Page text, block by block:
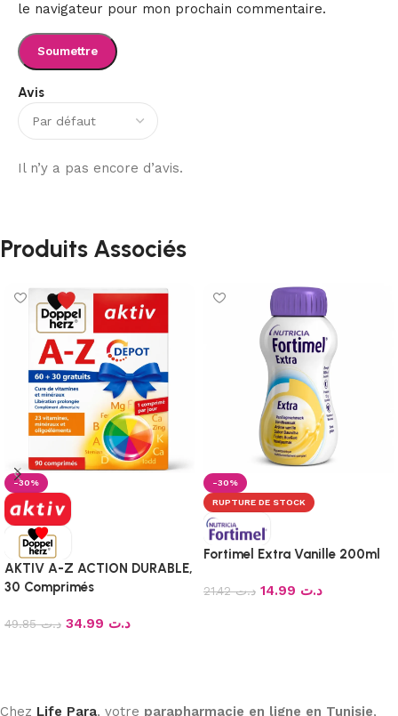
Avis
Il n’y a pas encore d’avis.
le navigateur pour mon prochain commentaire.
Produits Associés
-30%
AKTIV A-Z ACTION DURABLE,
30 Comprimés
د.ت49.85 د.ت
-30%
RUPTURE DE STOCK
Fortimel Extra Vanille 200ml
د.ت21.42 د.ت
Chez Life Para, votre parapharmacie en ligne en Tunisie,